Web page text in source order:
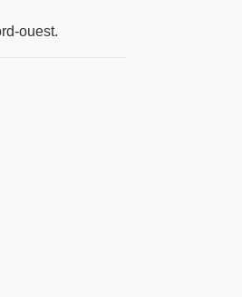
ouest.